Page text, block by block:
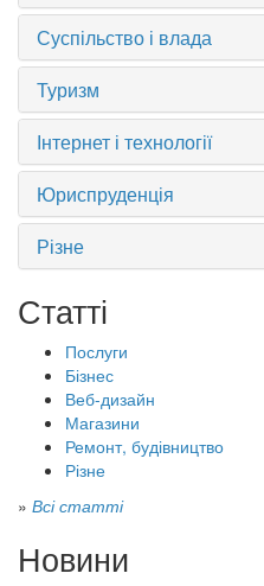
Суспільство і влада
Туризм
Інтернет і технології
Юриспруденція
Різне
Статті
Послуги
Бізнес
Веб-дизайн
Магазини
Ремонт, будівництво
Різне
» Всі статті
Новини